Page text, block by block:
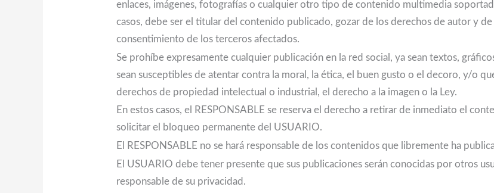
enlaces, imágenes, fotografías o cualquier otro tipo de contenido multimedia
casos, debe ser el titular del contenido publicado, gozar de los derechos de autor y
consentimiento de los terceros afectados.
Se prohíbe expresamente cualquier publicación en la red social, ya sean textos,
sean susceptibles de atentar contra la moral, la ética, el buen gusto o el decoro, y/o
derechos de propiedad intelectual o industrial, el derecho a la imagen o la Ley.
En estos casos, el RESPONSABLE se reserva el derecho a retirar de inmediato el
solicitar el bloqueo permanente del USUARIO.
El RESPONSABLE no se hará responsable de los contenidos que libremente ha
El USUARIO debe tener presente que sus publicaciones serán conocidas por otros
responsable de su privacidad.